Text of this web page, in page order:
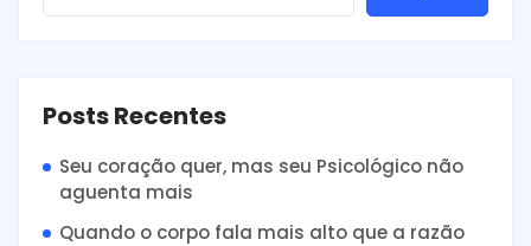
Posts Recentes
Seu coração quer, mas seu Psicológico não
aguenta mais
Quando o corpo fala mais alto que a razão